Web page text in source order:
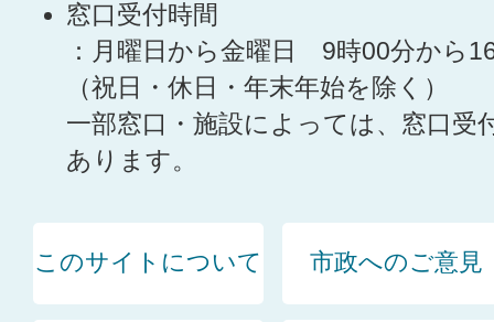
窓口受付時間
：月曜日から金曜日 9時00分から
（祝日・休日・年末年始を除く）
一部窓口・施設によっては、窓口受
あります。
このサイトについて 市政へのご意見